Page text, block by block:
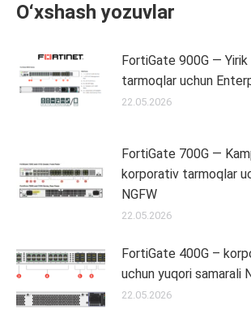
O‘xshash yozuvlar
FortiGate 900G —
tarmoqlar uchun
22.05.2026
FortiGate 700G —
korporativ tarmoqlar
NGFW
22.05.2026
FortiGate 400G –
uchun yuqori samarali
22.05.2026